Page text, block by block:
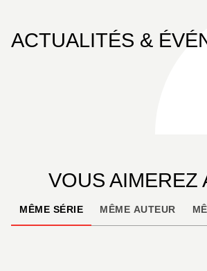
ACTUALITÉS &
VOUS AIMEREZ
MÊME SÉRIE MÊME AUTEUR